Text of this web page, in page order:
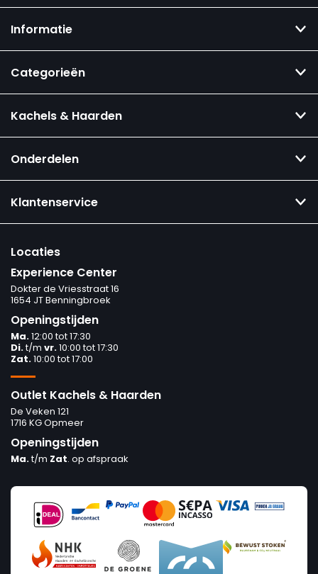
Informatie
Categorieën
Kachels & Haarden
Onderdelen
Klantenservice
Locaties
Experience Center
Dokter de Vriesstraat 16
1654 JT Benningbroek
Openingstijden
Ma.12:00 tot 17:30
Di.t/m vr.10:00 tot 17:30
Zat.10:00 tot 17:00
Outlet Kachels & Haarden
De Veken 121
1716 KG Opmeer
Openingstijden
Ma.t/m Zat. op afspraak